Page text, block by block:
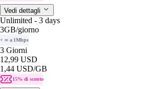
Vedi dettagli
Unlimited - 3 days
3GB/giorno
+ ∞ a 1Mbps
3 Giorni
12,99 USD
1,44 USD/GB
15% di sconto